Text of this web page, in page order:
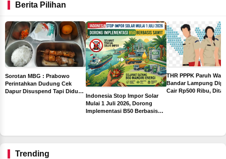
Berita Pilihan
Sorotan MBG : Prabowo
Perintahkan Dudung Cek
Dapur Disuspend Tapi Diduga
Indonesia Stop Impor Solar
Mulai 1 Juli 2026, Dorong
Implementasi B50 Berbasis
THR PPPK Paruh
Bandar Lampung
Cair Rp500 Ribu,
Trending